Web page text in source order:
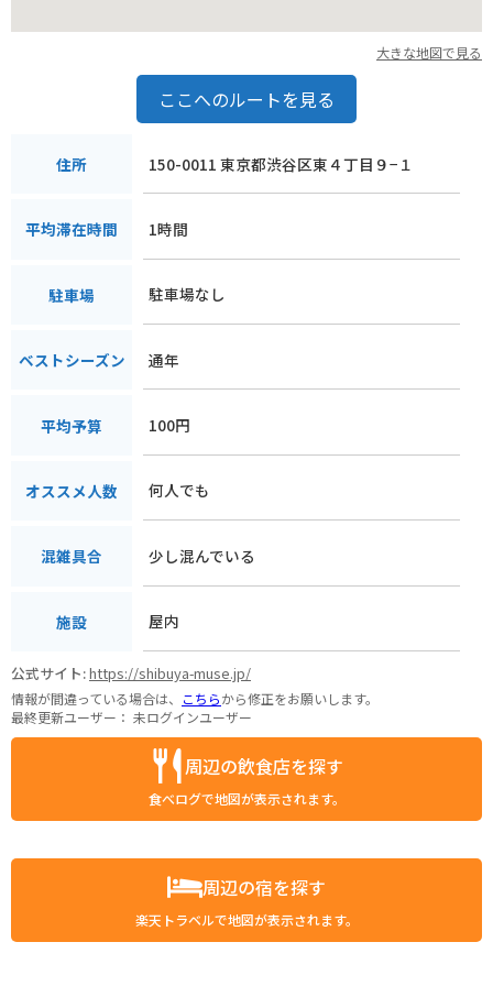
大きな地図で見る
ここへのルートを見る
住所 150-0011 東京都渋谷区東４丁目９−１
平均滞在時間 1時間
駐車場 駐車場なし
ベストシーズン 通年
平均予算 100円
オススメ人数 何人でも
混雑具合 少し混んでいる
施設 屋内
公式サイト:https://shibuya-muse.jp/
情報が間違っている場合は、 こちらから修正をお願いします。
最終更新ユーザー： 未ログインユーザー
周辺の飲食店を探す
食べログで地図が表示されます。
周辺の宿を探す
楽天トラベルで地図が表示されます。